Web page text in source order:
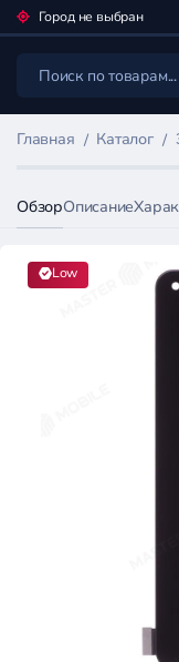
Город не выбран
Каталог
Главная Каталог
ОбзорОписание
Low